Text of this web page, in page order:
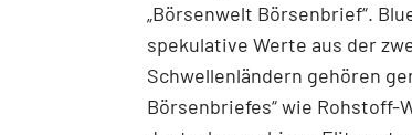
„Börsenwelt Börsenbrief“.
spekulative Werte aus der
Schwellenländern gehören
Börsenbriefes“ wie Rohstoff-